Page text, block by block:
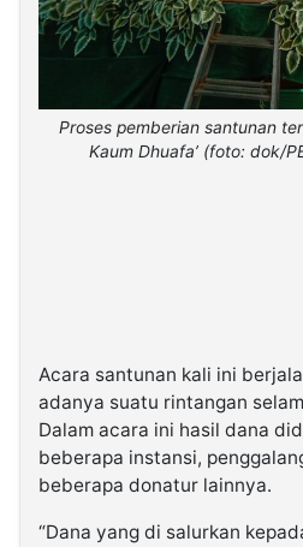
Proses pemberian santunan
Kaum Dhuafa’ (foto: dok/
Acara santunan kali ini
adanya suatu rintangan
Dalam acara ini hasil dana
beberapa instansi,
beberapa donatur lainnya.
“Dana yang di salurkan